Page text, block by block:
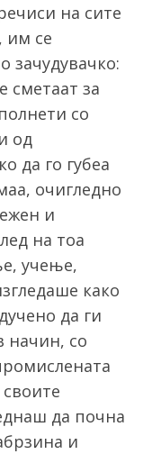
на сите
им се
зачудувачко:
сметаат за
со
од
да го губеа
очигледно
и
на тоа
учење,
како
да ги
начин, со
да почна
и